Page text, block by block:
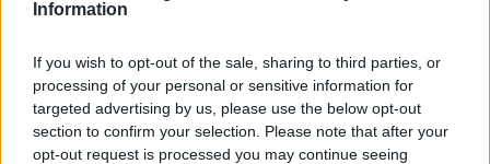
Information
If you wish to opt-out of the sale, sharing to third parties, or
processing of your personal or sensitive information for
targeted advertising by us, please use the below opt-out
section to confirm your selection. Please note that after your
opt-out request is processed you may continue seeing
ΔΗΜΟΦΙΛΗ